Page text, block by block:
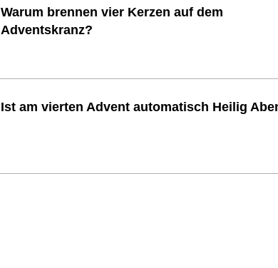
Warum brennen vier Kerzen auf dem
Adventskranz?
Ist am vierten Advent automatisch Heilig